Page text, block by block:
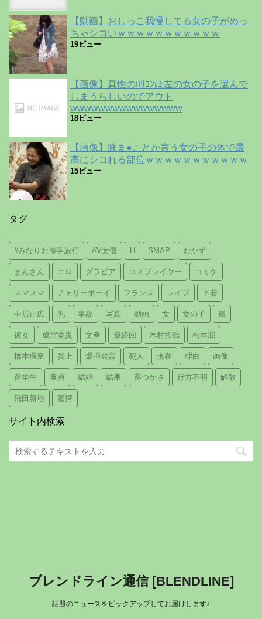
【動画】おしっこ我慢してる女の子がめっ
ちゃシコいｗｗｗｗｗｗｗｗｗｗｗ
19ビュー
【画像】真性のﾛﾘｺﾝは左の女の子を選んで
しまうらしいのでアウト
wwwwwwwwwwwwwwww
18ビュー
【画像】腋ま●ことか言う女の子の体で最
高にシコれる部位ｗｗｗｗｗｗｗｗｗｗｗ
15ビュー
タグ
#みなりお修学旅行 AV女優 H SMAP おかず
まんさん エロ グラビア コスプレイヤー コミケ
スマスマ チェリーボーイ フランス レイプ 下着
中居正広 乳 事故 写真 動画 女 女の子 嵐
彼女 成宮寛貴 文春 最終回 木村拓哉 松本潤
橋本環奈 炎上 爆弾発言 犯人 現在 理由 画像
留学生 童貞 結婚 結果 葵つかさ 行方不明 解散
飛田新地 驚愕
サイト内検索
ブレンドライン通信 [BLENDLINE]
話題のニュースをピックアップしてお届けします♪